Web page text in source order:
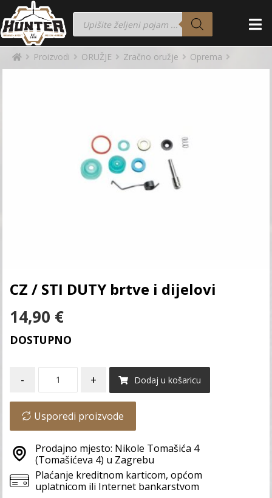
Proizvodi ORUŽJE Zračno oružje Oprema
CZ / STI DUTY brtve i dijelovi
14,90 €
DOSTUPNO
- + Dodaj u košaricu
Usporedi proizvode
Prodajno mjesto: Nikole Tomašića 4
(Tomašićeva 4) u Zagrebu
Plaćanje kreditnom karticom, općom
uplatnicom ili Internet bankarstvom